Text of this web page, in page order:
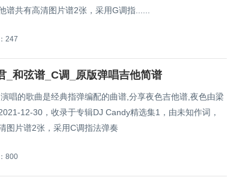
谱共有高清图片谱2张，采用G调指......
247
_和弦谱_C调_原版弹唱吉他简谱
唱的歌曲是经典指弹编配的曲谱,分享夜色吉他谱,夜色由梁
12-30，收录于专辑DJ Candy精选集1，由未知作词，
图片谱2张，采用C调指法弹奏
800